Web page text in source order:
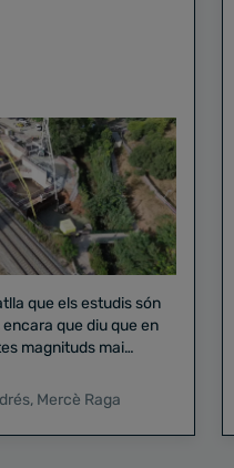
que els estudis són
que diu que en
magnituds mai
, Mercè Raga